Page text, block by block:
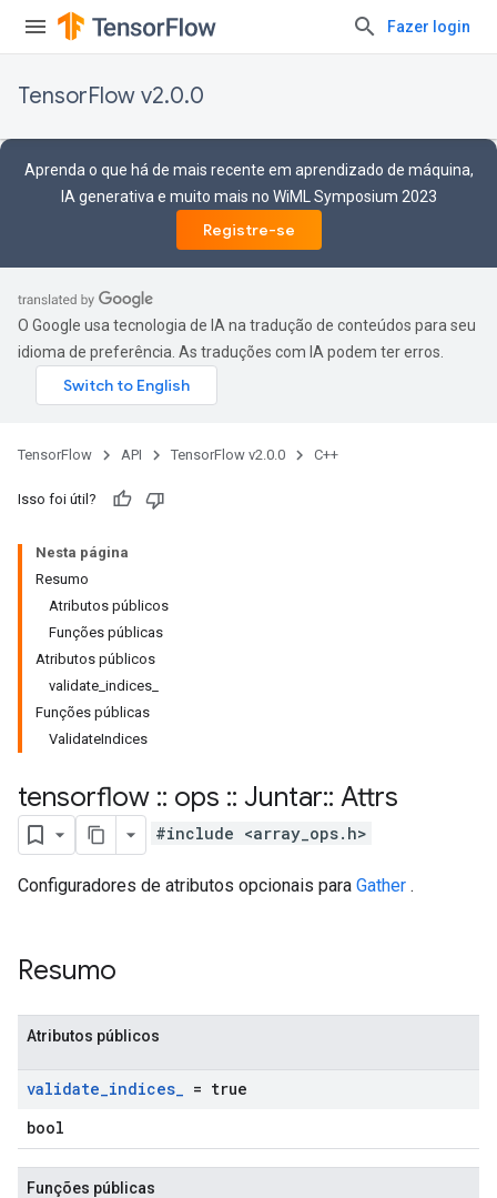
Fazer login
TensorFlow v2.0.0
Aprenda o que há de mais recente em aprendizado de máquina,
IA generativa e muito mais no WiML Symposium 2023
Registre-se
O Google usa tecnologia de IA na tradução de conteúdos para seu
idioma de preferência. As traduções com IA podem ter erros.
TensorFlow API TensorFlow v2.0.0 C++
Isso foi útil?
Nesta página
Resumo
Atributos públicos
Funções públicas
Atributos públicos
validate_indices_
Funções públicas
ValidateIndices
tensorflow :: ops :: Juntar:: Attrs
#include <array_ops.h>
Configuradores de atributos opcionais para Gather .
Resumo
Atributos públicos
validate_indices_ = true
bool
Funções públicas